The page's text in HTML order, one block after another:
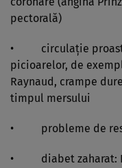
pectorală)
• circulaţie
picioarelor, de
Raynaud, crampe
timpul mersului
• probleme de
• diabet zaharat: